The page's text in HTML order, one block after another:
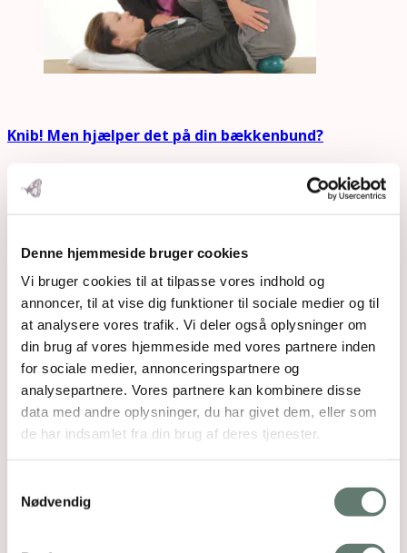
Denne hjemmeside bruger cookies
Vi bruger cookies til at tilpasse vores indhold og
annoncer, til at vise dig funktioner til sociale medier og til
at analysere vores trafik. Vi deler også oplysninger om
din brug af vores hjemmeside med vores partnere inden
for sociale medier, annonceringspartnere og
analysepartnere. Vores partnere kan kombinere disse
data med andre oplysninger, du har givet dem, eller som
de har indsamlet fra din brug af deres tjenester.
Nødvendig
Knib! Men hjælper det på din bækkenbund?
Myten om knib! "Vidste du, at din bækkenbund
fungerer som en elastik, der konstant skal…
Nathalie
siger:
18. apr 2018 kl. 10:00
Gratulerer med optimert vitamin tilskudd😊
Svar
Rose Maimonide siger:
Kærligst